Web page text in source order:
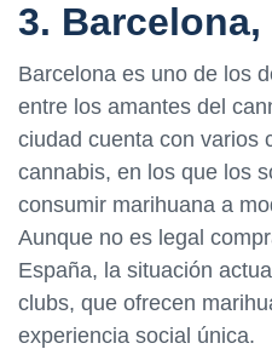
3. Barcelona,
Barcelona es uno de los
entre los amantes del
ciudad cuenta con varios
cannabis, en los que los
consumir marihuana a
Aunque no es legal
España, la situación
clubs, que ofrecen
experiencia social única.